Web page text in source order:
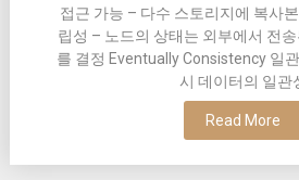
접근 가능 – 다수 스토리지에 복사
립성 – 노드의 상태는 외부에서 전
를 결정 Eventually Consistency 일
시 데이터의 일관
Read More